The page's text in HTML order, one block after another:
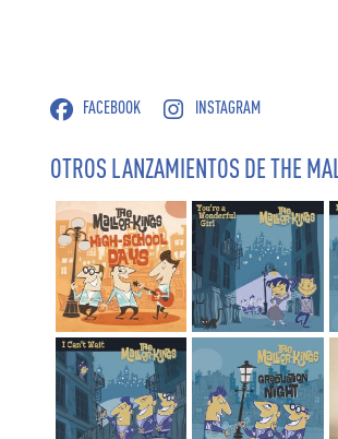
FACEBOOK INSTAGRAM
OTROS LANZAMIENTOS DE THE